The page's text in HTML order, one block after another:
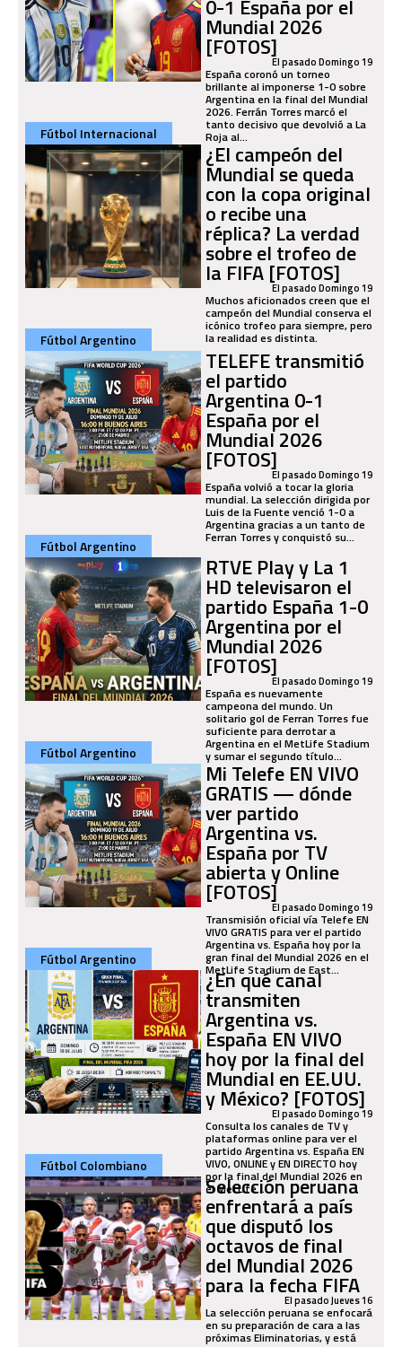
0-1 España por el
Mundial 2026
[FOTOS]El pasado Domingo 19
España coronó un torneo
brillante al imponerse 1-0 sobre
Argentina en la final del Mundial
2026. Ferrán Torres marcó el
tanto decisivo que devolvió a La
Roja al...
Fútbol Internacional
¿El campeón del
Mundial se queda
con la copa original
o recibe una
réplica? La verdad
sobre el trofeo de
la FIFA [FOTOS]
El pasado Domingo 19
Muchos aficionados creen que el
campeón del Mundial conserva el
icónico trofeo para siempre, pero
la realidad es distinta.
Fútbol Argentino
TELEFE transmitió
el partido
Argentina 0-1
España por el
Mundial 2026
[FOTOS]El pasado Domingo 19
España volvió a tocar la gloria
mundial. La selección dirigida por
Luis de la Fuente venció 1-0 a
Argentina gracias a un tanto de
Ferran Torres y conquistó su...
Fútbol Argentino
RTVE Play y La 1
HD televisaron el
partido España 1-0
Argentina por el
Mundial 2026
[FOTOS]El pasado Domingo 19
España es nuevamente
campeona del mundo. Un
solitario gol de Ferran Torres fue
suficiente para derrotar a
Argentina en el MetLife Stadium
y sumar el segundo título...
Fútbol Argentino
Mi Telefe EN VIVO
GRATIS — dónde
ver partido
Argentina vs.
España por TV
abierta y Online
[FOTOS]El pasado Domingo 19
Transmisión oficial vía Telefe EN
VIVO GRATIS para ver el partido
Argentina vs. España hoy por la
gran final del Mundial 2026 en el
MetLife Stadium de East...
Fútbol Argentino
¿En qué canal
transmiten
Argentina vs.
España EN VIVO
hoy por la final del
Mundial en EE.UU.
y México? [FOTOS]
El pasado Domingo 19
Consulta los canales de TV y
plataformas online para ver el
partido Argentina vs. España EN
VIVO, ONLINE y EN DIRECTO hoy
por la final del Mundial 2026 en
el MetLife...
Fútbol Colombiano
Selección peruana
enfrentará a país
que disputó los
octavos de final
del Mundial 2026
para la fecha FIFA
El pasado Jueves 16
La selección peruana se enfocará
en su preparación de cara a las
próximas Eliminatorias, y está